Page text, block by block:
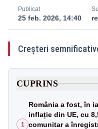
Publicat
25 feb. 2026, 14:40
Creșteri
CUPRINS
1
România a fost, în
inflație din UE, cu
comunitar a